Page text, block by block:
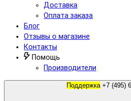
Доставка
Оплата заказа
Блог
Отзывы о магазине
Контакты
Помощь
Производители
Поддержка